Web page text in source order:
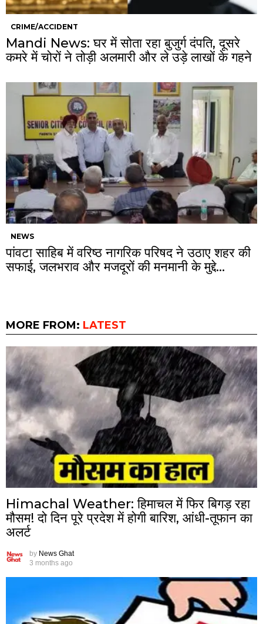
CRIME/ACCIDENT
Mandi News: घर में सोता रहा बुजुर्ग दंपति, दूसरे
कमरे में चोरों ने तोड़ी अलमारी और ले उड़े लाखों के गहने
NEWS
पांवटा साहिब में वरिष्ठ नागरिक परिषद ने उठाए शहर की
सफाई, जलभराव और मजदूरों की मनमानी के मुद्दे…
MORE FROM: LATEST
Himachal Weather: हिमाचल में फिर बिगड़ रहा
मौसम! दो दिन पूरे प्रदेश में होगी बारिश, आंधी-तूफान का
अलर्ट
by News Ghat
3 months ago